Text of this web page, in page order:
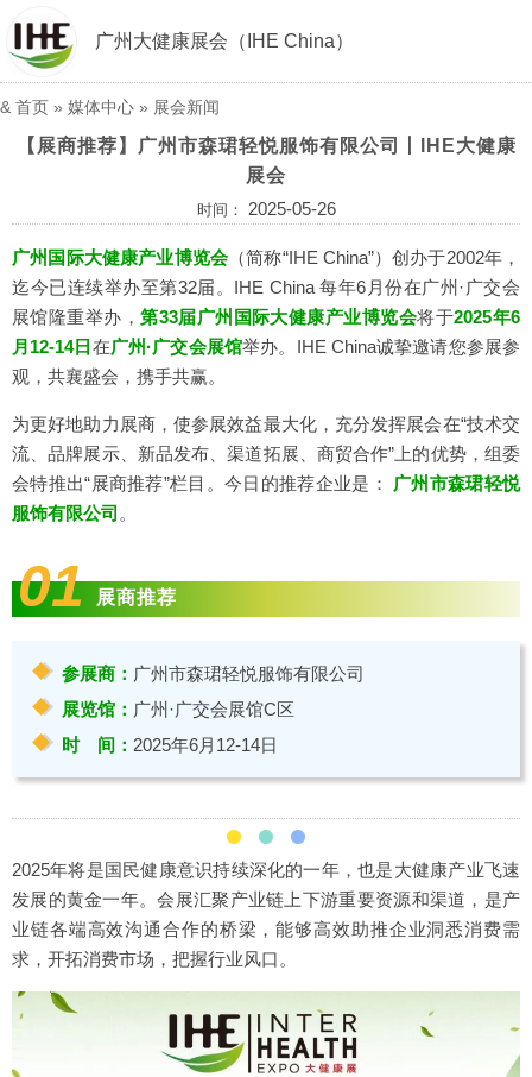
广州大健康展会（IHE China）
& 首页 » 媒体中心 » 展会新闻
【展商推荐】广州市森珺轻悦服饰有限公司丨IHE大健康
展会
时间： 2025-05-26
广州国际大健康产业博览会（简称“IHE China”）创办于2002年，
迄今已连续举办至第32届。IHE China 每年6月份在广州·广交会
展馆隆重举办，第33届广州国际大健康产业博览会将于2025年6
月12-14日 在广州·广交会展馆举办。IHE China诚挚邀请您参展参
观，共襄盛会，携手共赢。
为更好地助力展商，使参展效益最大化，充分发挥展会在“技术交
流、品牌展示、新品发布、渠道拓展、商贸合作”上的优势，组委
会特推出“展商推荐”栏目。今日的推荐企业是： 广州市森珺轻悦
服饰有限公司 。
01 展商推荐
参展商： 广州市森珺轻悦服饰有限公司
展览馆： 广州·广交会展馆C区
时 间： 2025年6月12-14日
2025年将是国民健康意识持续深化的一年，也是大健康产业飞速
发展的黄金一年。会展汇聚产业链上下游重要资源和渠道，是产
业链各端高效沟通合作的桥梁，能够高效助推企业洞悉消费需
求，开拓消费市场，把握行业风口。